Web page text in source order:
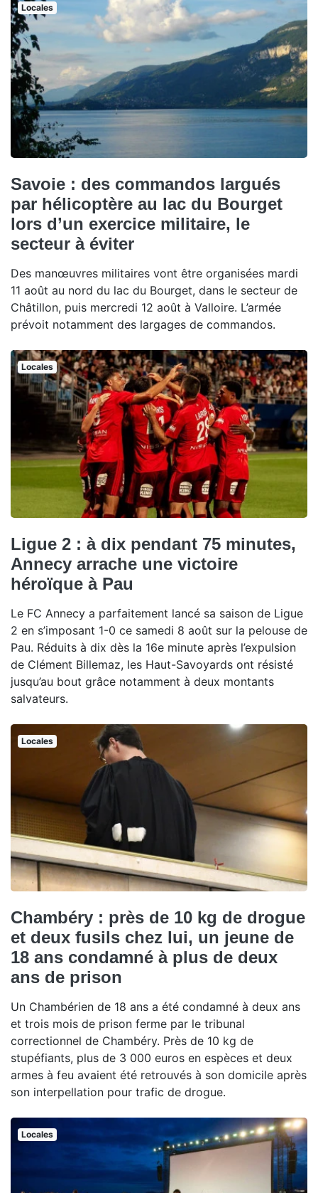
Locales
Savoie : des commandos largués
par hélicoptère au lac du Bourget
lors d’un exercice militaire, le
secteur à éviter
Des manœuvres militaires vont être organisées mardi
11 août au nord du lac du Bourget, dans le secteur de
Châtillon, puis mercredi 12 août à Valloire. L’armée
prévoit notamment des largages de commandos.
Locales
Ligue 2 : à dix pendant 75 minutes,
Annecy arrache une victoire
héroïque à Pau
Le FC Annecy a parfaitement lancé sa saison de Ligue
2 en s’imposant 1-0 ce samedi 8 août sur la pelouse de
Pau. Réduits à dix dès la 16e minute après l’expulsion
de Clément Billemaz, les Haut-Savoyards ont résisté
jusqu’au bout grâce notamment à deux montants
salvateurs.
Locales
Chambéry : près de 10 kg de drogue
et deux fusils chez lui, un jeune de
18 ans condamné à plus de deux
ans de prison
Un Chambérien de 18 ans a été condamné à deux ans
et trois mois de prison ferme par le tribunal
correctionnel de Chambéry. Près de 10 kg de
stupéfiants, plus de 3 000 euros en espèces et deux
armes à feu avaient été retrouvés à son domicile après
son interpellation pour trafic de drogue.
Locales